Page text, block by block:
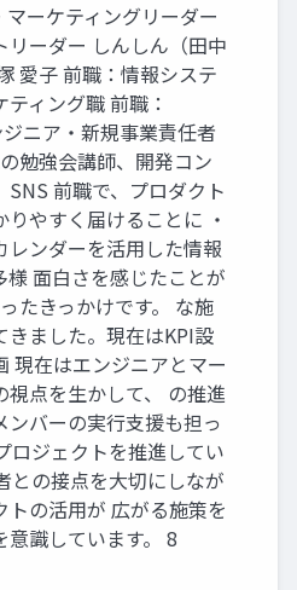
ーケティングリーダー
リーダー しんしん（田中
愛子 前職：情報システ
ィング職 前職：
ニア・新規事業責任者
勉強会講師、開発コン
SNS 前職で、プロダクト
りやすく届けることに ・
レンダーを活用した情報
様 面白さを感じたことが
たきっかけです。 な施
きました。現在はKPI設
現在はエンジニアとマー
視点を生かして、 の推進
ンバーの実行支援も担っ
ロジェクトを推進してい
との接点を大切にしなが
トの活用が 広がる施策を
意識しています。 8